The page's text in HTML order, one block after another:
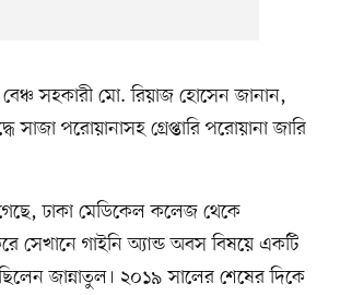
বেঞ্চ সহকারী মো. রিয়াজ হোসেন জানান,
সাজা পরোয়ানাসহ গ্রেপ্তারি পরোয়ানা জারি
ঢাকা মেডিকেল কলেজ থেকে
সেখানে গাইনি অ্যান্ড অবস বিষয়ে একটি
জান্নাতুল। ২০১৯ সালের শেষের দিকে